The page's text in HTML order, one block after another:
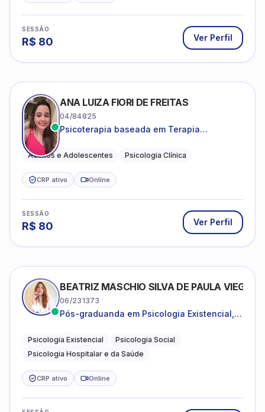
SESSÃO
R$ 80 Ver Perfil
ANA LUIZA FIORI DE FREITAS
04/84825
Psicoterapia baseada em Terapia
Adultos e Adolescentes Psicologia Clínica
CRP ativo Online
SESSÃO
R$ 80 Ver Perfil
BEATRIZ MASCHIO SILVA DE PAULA VIEGAS
06/231373
Pós-graduanda em Psicologia Existencial,
da Saúde.
Psicologia Existencial
Psicologia Social
Psicologia Hospitalar e da Saúde
CRP ativo Online